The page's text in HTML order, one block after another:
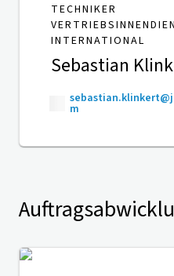
TECHNIKER
INTERNATIONAL
Sebastian
m